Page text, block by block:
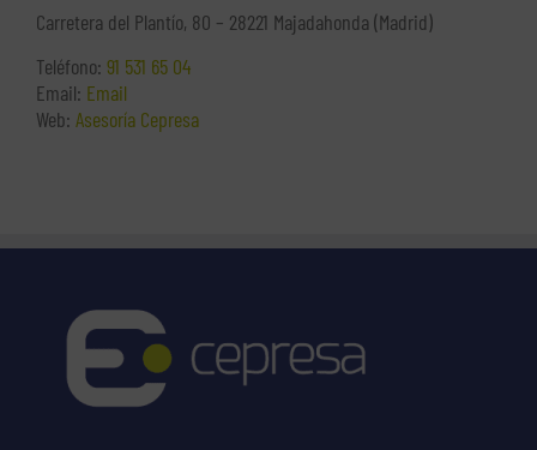
Carretera del Plantío, 80 – 28221 Majadahonda (Madrid)
Teléfono: 91 531 65 04
Email: Email
Web: Asesoría Cepresa